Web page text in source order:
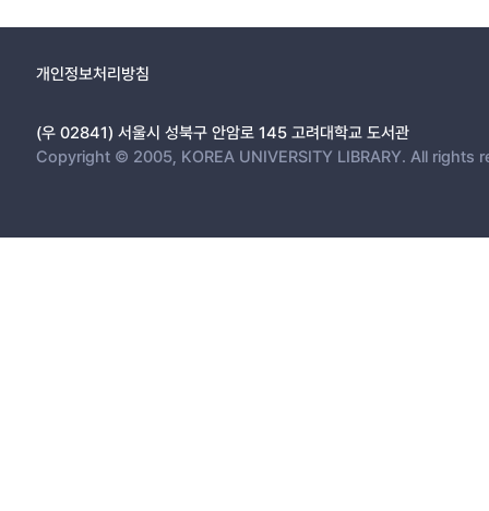
4.1 개요 . . . . . . . . . . . . . . . . . . . . . . . . . . . . . . . . . . . . . 33
4.3 평가함수의 정의 . . . . . . . . . . . . . . . . . . . . . . . . . . . . . . . 35
4.4 요약 . . . . . . . . . . . . . . . . . . . . . . . . . . . . . . . . . . . . . 37
개인정보처리방침
(우 02841) 서울시 성북구 안암로 145 고려대학교 도서관
Copyright © 2005, KOREA UNIVERSITY LIBRARY. All rights